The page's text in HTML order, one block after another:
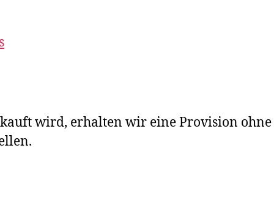
wird, erhalten wir eine Provision ohne